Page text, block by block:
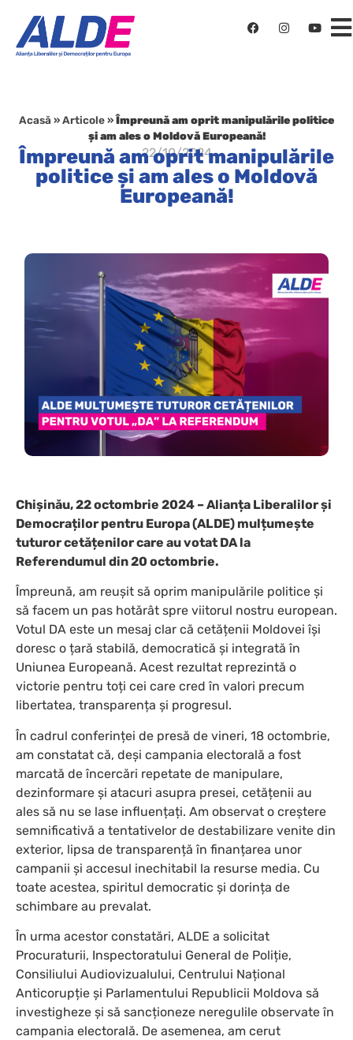
Acasă »Articole»Împreună am oprit manipulările politice
și am ales o Moldovă Europeană!
22/10/2024
Împreună am oprit manipulările
politice și am ales o Moldovă
Europeană!
Chișinău, 22 octombrie 2024 – Alianța Liberalilor și
Democraților pentru Europa (ALDE) mulțumește
tuturor cetățenilor care au votat DA la
Referendumul din 20 octombrie.
Împreună, am reușit să oprim manipulările politice și
să facem un pas hotărât spre viitorul nostru european.
Votul DA este un mesaj clar că cetățenii Moldovei își
doresc o țară stabilă, democratică și integrată în
Uniunea Europeană. Acest rezultat reprezintă o
victorie pentru toți cei care cred în valori precum
libertatea, transparența și progresul.
În cadrul conferinței de presă de vineri, 18 octombrie,
am constatat că, deși campania electorală a fost
marcată de încercări repetate de manipulare,
dezinformare și atacuri asupra presei, cetățenii au
ales să nu se lase influențați. Am observat o creștere
semnificativă a tentativelor de destabilizare venite din
exterior, lipsa de transparență în finanțarea unor
campanii și accesul inechitabil la resurse media. Cu
toate acestea, spiritul democratic și dorința de
schimbare au prevalat.
În urma acestor constatări, ALDE a solicitat
Procuraturii, Inspectoratului General de Poliție,
Consiliului Audiovizualului, Centrului Național
Anticorupție și Parlamentului Republicii Moldova să
investigheze și să sancționeze neregulile observate în
campania electorală. De asemenea, am cerut